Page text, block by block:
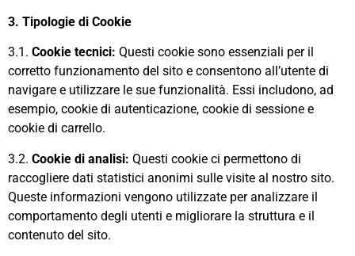
3. Tipologie di Cookie
3.1. Cookie tecnici: Questi cookie sono essenziali per il
corretto funzionamento del sito e consentono all’utente di
navigare e utilizzare le sue funzionalità. Essi includono, ad
esempio, cookie di autenticazione, cookie di sessione e
cookie di carrello.
3.2. Cookie di analisi: Questi cookie ci permettono di
raccogliere dati statistici anonimi sulle visite al nostro sito.
Queste informazioni vengono utilizzate per analizzare il
comportamento degli utenti e migliorare la struttura e il
contenuto del sito.